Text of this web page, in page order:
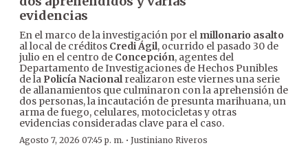
evidencias
En el marco de la investigación por el millonario asalto
al local de créditos Credi Ágil, ocurrido el pasado 30 de
julio en el centro de Concepción, agentes del
Departamento de Investigaciones de Hechos Punibles
de la Policía Nacionalrealizaron este viernes una serie
de allanamientos que culminaron con la aprehensión de
dos personas, la incautación de presunta marihuana, un
arma de fuego, celulares, motocicletas y otras
evidencias consideradas clave para el caso.
Agosto 7, 2026 07:45 p. m. · Justiniano Riveros